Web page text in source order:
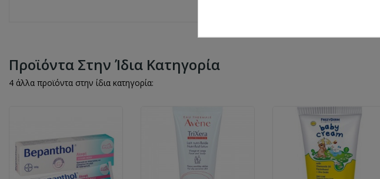
Προϊόντα Στην Ίδια Κατηγορία
4 άλλα προϊόντα στην ίδια κατηγορία: